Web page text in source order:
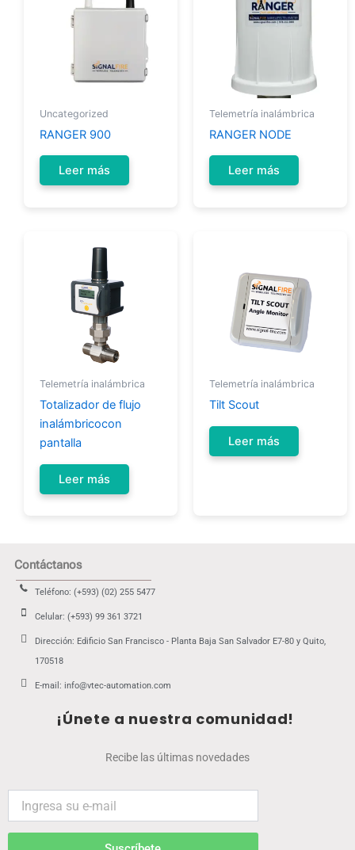
Uncategorized
RANGER 900
Leer más
Telemetría inalámbrica
RANGER NODE
Leer más
Telemetría inalámbrica
Totalizador de flujo
inalámbricocon
pantalla
Leer más
Telemetría inalámbrica
Tilt Scout
Leer más
Contáctanos
Teléfono: (+593) (02) 255 5477
Celular: (+593) 99 361 3721
Dirección: Edificio San Francisco - Planta Baja San Salvador E7-80 y Quito,
170518
E-mail: info@vtec-automation.com
¡Únete a nuestra comunidad!
Recibe las últimas novedades